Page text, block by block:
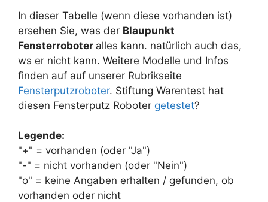
In dieser Tabelle (wenn diese vorhanden ist)
ersehen Sie, was der Blaupunkt
Fensterroboter alles kann. natürlich auch das,
ws er nicht kann. Weitere Modelle und Infos
finden auf auf unserer Rubrikseite
Fensterputzroboter. Stiftung Warentest hat
diesen Fensterputz Roboter getestet?
Legende:
"+" = vorhanden (oder "Ja")
"-" = nicht vorhanden (oder "Nein")
"o" = keine Angaben erhalten / gefunden, ob
vorhanden oder nicht